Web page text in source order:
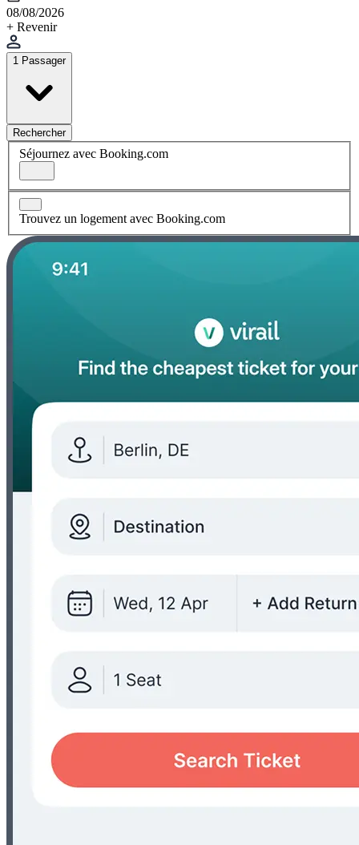
08/08/2026
+ Revenir
1 Passager
Rechercher
Séjournez avec Booking.com
Trouvez un logement avec Booking.com